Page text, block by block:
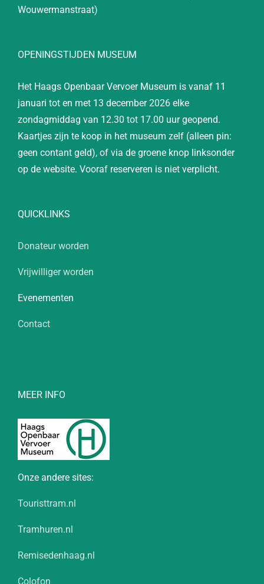
Wouwermanstraat)
OPENINGSTIJDEN MUSEUM
Het Haags Openbaar Vervoer Museum is vanaf 11
januari tot en met 13 december 2026 elke
zondagmiddag van 12.30 tot 17.00 uur geopend.
Kaartjes zijn te koop in het museum zelf (alleen pin:
geen contant geld), of via de groene knop linksonder
op de website. Vooraf reserveren is niet verplicht.
QUICKLINKS
Donateur worden
Vrijwilliger worden
Evenementen
Contact
MEER INFO
Onze andere sites:
Touristtram.nl
Tramhuren.nl
Remisedenhaag.nl
Colofon